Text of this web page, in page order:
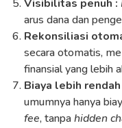
Visibilitas penuh :
arus dana dan
Rekonsiliasi
secara otomatis,
finansial yang lebih
Biaya lebih rendah
umumnya hanya
fee, tanpahidden